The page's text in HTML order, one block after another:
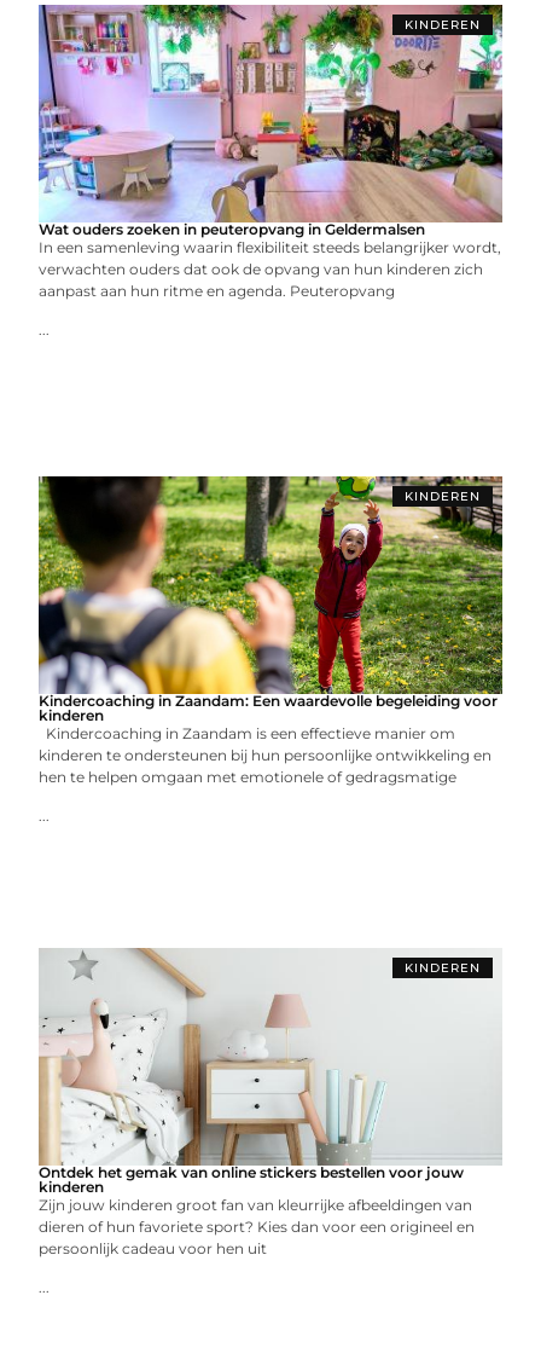
KINDEREN
Wat ouders zoeken in peuteropvang in Geldermalsen
In een samenleving waarin flexibiliteit steeds belangrijker wordt,
verwachten ouders dat ook de opvang van hun kinderen zich
aanpast aan hun ritme en agenda. Peuteropvang
...
KINDEREN
Kindercoaching in Zaandam: Een waardevolle begeleiding voor
kinderen
Kindercoaching in Zaandam is een effectieve manier om
kinderen te ondersteunen bij hun persoonlijke ontwikkeling en
hen te helpen omgaan met emotionele of gedragsmatige
...
KINDEREN
Ontdek het gemak van online stickers bestellen voor jouw
kinderen
Zijn jouw kinderen groot fan van kleurrijke afbeeldingen van
dieren of hun favoriete sport? Kies dan voor een origineel en
persoonlijk cadeau voor hen uit
...